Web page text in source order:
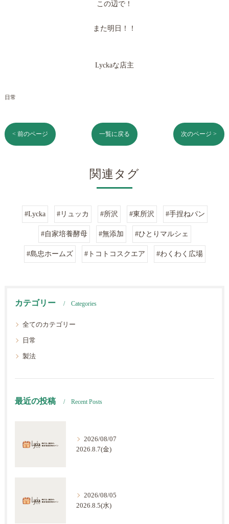
この辺で！
また明日！！
Lyckaな店主
日常
< 前のページ 一覧に戻る 次のページ >
関連タグ
#Lycka #リュッカ #所沢 #東所沢 #手捏ねパン
#自家培養酵母 #無添加 #ひとりマルシェ
#島忠ホームズ #トコトコスクエア #わくわく広場
カテゴリー Categories
全てのカテゴリー
日常
製法
最近の投稿 Recent Posts
2026/08/07
2026.8.7(金)
2026/08/05
2026.8.5(水)